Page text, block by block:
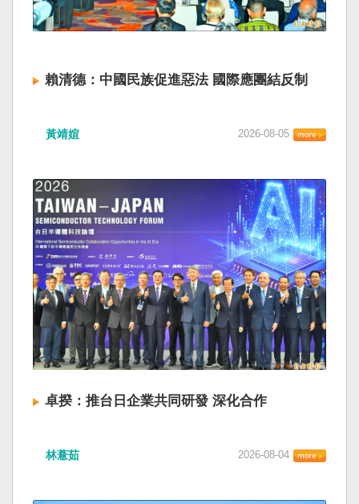
賴清德：中國民族促進惡法 國際應團結反制
黃靖媗 2026-08-05
卓揆：推台日企業共同研發 深化合作
林薏茹 2026-08-04